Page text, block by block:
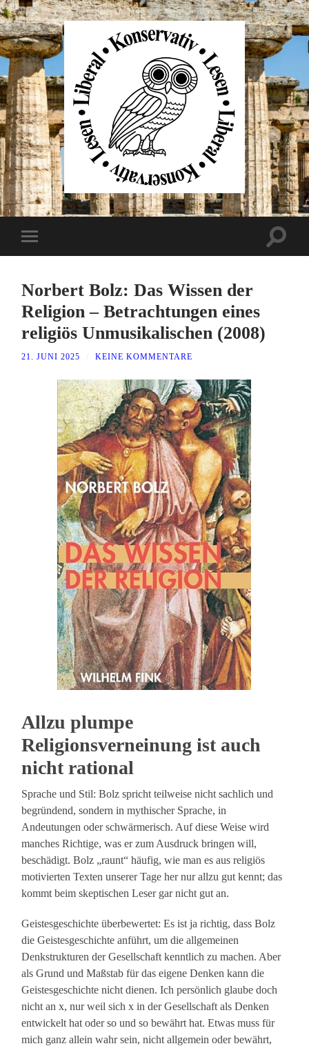
Liberal
Konservativ
Lesen
Menü
Norbert Bolz: Das Wissen der
Religion – Betrachtungen eines
religiös Unmusikalischen (2008)
21. JUNI 2025 KEINE KOMMENTARE
Allzu plumpe
Religionsverneinung ist auch
nicht rational
Sprache und Stil: Bolz spricht teilweise nicht sachlich und
begründend, sondern in mythischer Sprache, in
Andeutungen oder schwärmerisch. Auf diese Weise wird
manches Richtige, was er zum Ausdruck bringen will,
beschädigt. Bolz „raunt“ häufig, wie man es aus religiös
motivierten Texten unserer Tage her nur allzu gut kennt; das
kommt beim skeptischen Leser gar nicht gut an.
Geistesgeschichte überbewertet: Es ist ja richtig, dass Bolz
die Geistesgeschichte anführt, um die allgemeinen
Denkstrukturen der Gesellschaft kenntlich zu machen. Aber
als Grund und Maßstab für das eigene Denken kann die
Geistesgeschichte nicht dienen. Ich persönlich glaube doch
nicht an x, nur weil sich x in der Gesellschaft als Denken
entwickelt hat oder so und so bewährt hat. Etwas muss für
mich ganz allein wahr sein, nicht allgemein oder bewährt,